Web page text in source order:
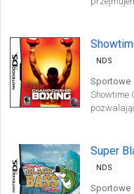
NDS
Sportowe
Showtime
czerpać
Super
NDS
Sportowe